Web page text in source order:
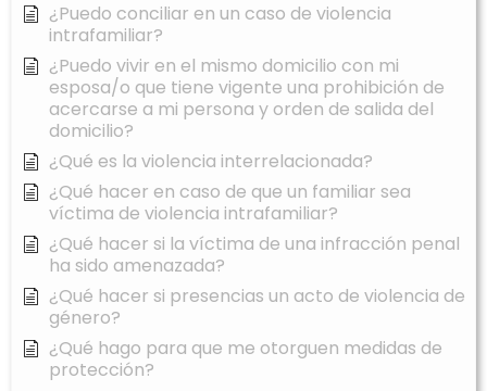
¿Puedo conciliar en un caso de violencia
intrafamiliar?
¿Puedo vivir en el mismo domicilio con mi
esposa/o que tiene vigente una prohibición de
acercarse a mi persona y orden de salida del
domicilio?
¿Qué es la violencia interrelacionada?
¿Qué hacer en caso de que un familiar sea
víctima de violencia intrafamiliar?
¿Qué hacer si la víctima de una infracción penal
ha sido amenazada?
¿Qué hacer si presencias un acto de violencia de
género?
¿Qué hago para que me otorguen medidas de
protección?